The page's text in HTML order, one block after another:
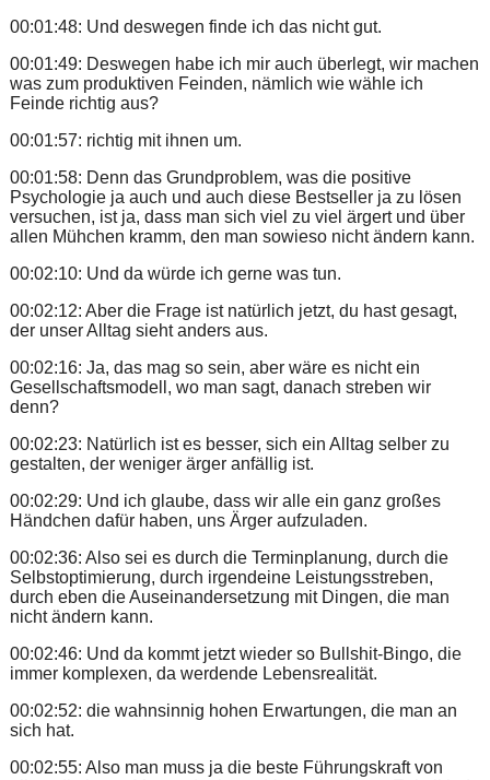
00:01:48: Und deswegen finde ich das nicht gut.
00:01:49: Deswegen habe ich mir auch überlegt, wir machen
was zum produktiven Feinden, nämlich wie wähle ich
Feinde richtig aus?
00:01:57: richtig mit ihnen um.
00:01:58: Denn das Grundproblem, was die positive
Psychologie ja auch und auch diese Bestseller ja zu lösen
versuchen, ist ja, dass man sich viel zu viel ärgert und über
allen Mühchen kramm, den man sowieso nicht ändern kann.
00:02:10: Und da würde ich gerne was tun.
00:02:12: Aber die Frage ist natürlich jetzt, du hast gesagt,
der unser Alltag sieht anders aus.
00:02:16: Ja, das mag so sein, aber wäre es nicht ein
Gesellschaftsmodell, wo man sagt, danach streben wir
denn?
00:02:23: Natürlich ist es besser, sich ein Alltag selber zu
gestalten, der weniger ärger anfällig ist.
00:02:29: Und ich glaube, dass wir alle ein ganz großes
Händchen dafür haben, uns Ärger aufzuladen.
00:02:36: Also sei es durch die Terminplanung, durch die
Selbstoptimierung, durch irgendeine Leistungsstreben,
durch eben die Auseinandersetzung mit Dingen, die man
nicht ändern kann.
00:02:46: Und da kommt jetzt wieder so Bullshit-Bingo, die
immer komplexen, da werdende Lebensrealität.
00:02:52: die wahnsinnig hohen Erwartungen, die man an
sich hat.
00:02:55: Also man muss ja die beste Führungskraft von